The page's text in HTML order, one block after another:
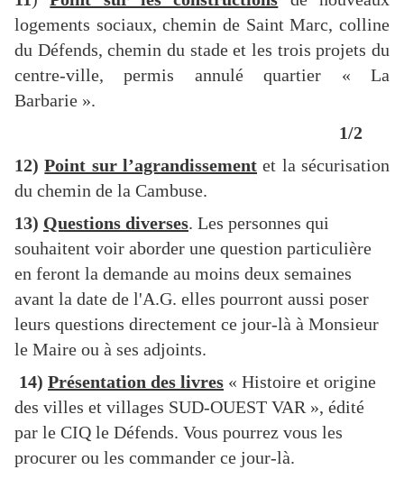
logements sociaux, chemin de Saint Marc, colline
du Défends, chemin du stade et les trois projets du
centre-ville, permis annulé quartier « La
Barbarie ».
1/2
12)Point sur l’agrandissement et la sécurisation
du chemin de la Cambuse.
13) Questions diverses. Les personnes qui
souhaitent voir aborder une question particulière
en feront la demande au moins deux semaines
avant la date de l'A.G. elles pourront aussi poser
leurs questions directement ce jour-là à Monsieur
le Maire ou à ses adjoints.
14) Présentation des livres « Histoire et origine
des villes et villages SUD-OUEST VAR », édité
par le CIQ le Défends. Vous pourrez vous les
procurer ou les commander ce jour-là.